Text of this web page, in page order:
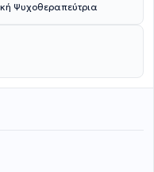
Ψυχοθεραπεύτρια